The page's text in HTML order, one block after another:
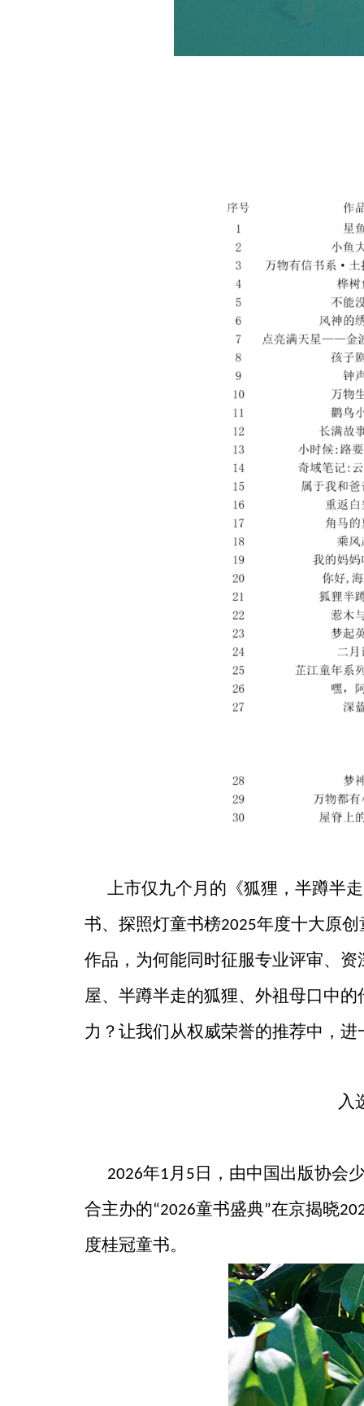
上市仅九个月的《狐狸，半蹲半
书、探照灯童书榜2025年度十大原
作品，为何能同时征服专业评审、
屋、半蹲半走的狐狸、外祖母口中的
力？让我们从权威荣誉的推荐中，
入
2026年1月 5 日，由中国出版协会
合主办的“2026童书盛典”在京揭晓
度桂冠童书。